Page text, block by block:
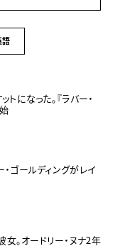
語
になった。『ラバー・
ゴールディングがレイ
女。オードリー・ヌナ2年